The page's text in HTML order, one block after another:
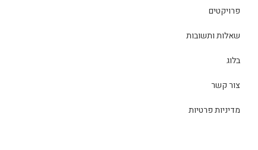
פרויקטים
שאלות ותשובות
בלוג
צור קשר
מדיניות פרטיות